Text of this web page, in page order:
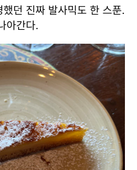
던 진짜 발사믹도 한 스푼.
아간다.